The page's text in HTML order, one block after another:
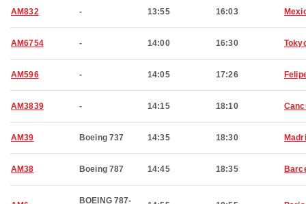
AM832 - 13:55 16:03
AM6754 - 14:00 16:30
AM596 - 14:05 17:26
AM3839 - 14:15 18:10
AM39 Boeing 737 14:35 18:30
AM38 Boeing 787 14:45 18:35
BOEING 787-